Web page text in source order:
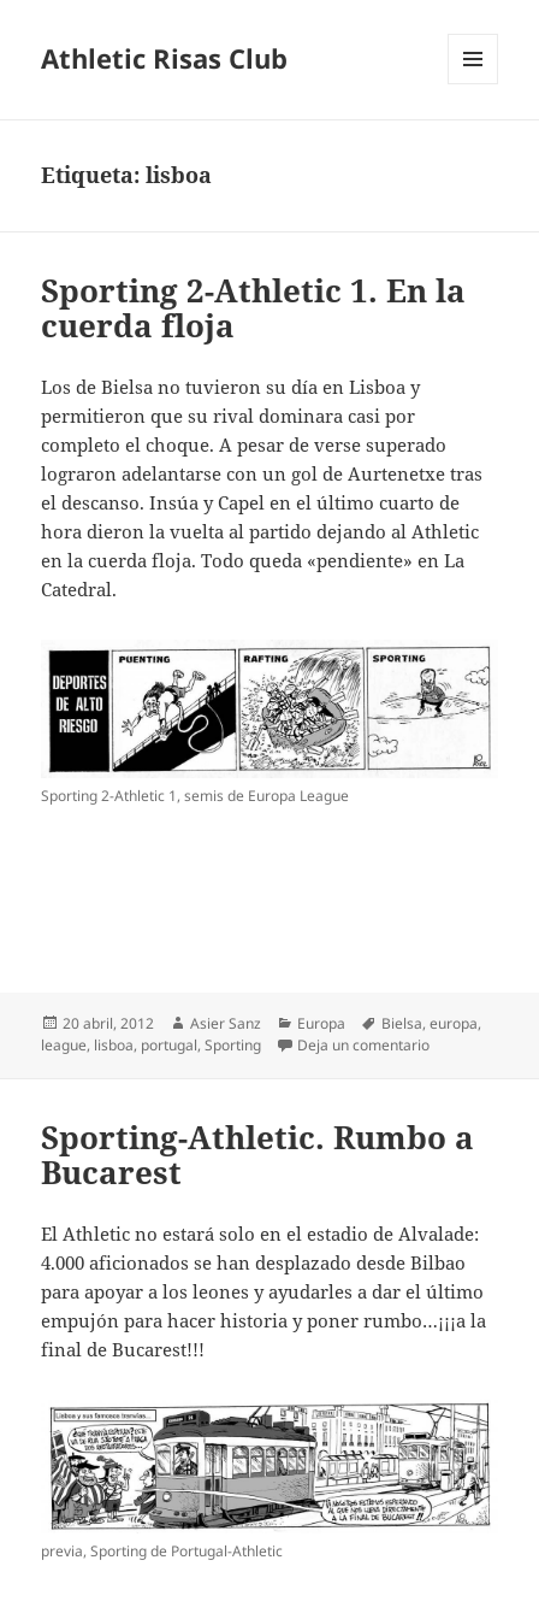
Athletic Risas Club
Etiqueta:lisboa
Sporting 2-Athletic 1. En la
cuerda floja
Los de Bielsa no tuvieron su día en Lisboa y
permitieron que su rival dominara casi por
completo el choque. A pesar de verse superado
lograron adelantarse con un gol de Aurtenetxe tras
el descanso. Insúa y Capel en el último cuarto de
hora dieron la vuelta al partido dejando al Athletic
en la cuerda floja. Todo queda «pendiente» en La
Catedral.
Sporting 2-Athletic 1, semis de Europa League
Publicado
el
20 abril, 2012 Autor
Asier Sanz Categorías
Europa Etiquetas
Bielsa,europa,
league, lisboa, portugal,Sporting Deja un comentarioen Sporting 2-
Sporting-Athletic. Rumbo a
Bucarest
El Athletic no estará solo en el estadio de Alvalade:
4.000 aficionados se han desplazado desde Bilbao
para apoyar a los leones y ayudarles a dar el último
empujón para hacer historia y poner rumbo…¡¡¡a la
final de Bucarest!!!
previa, Sporting de Portugal-Athletic